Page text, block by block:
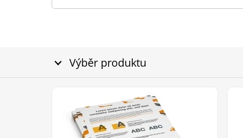
Výběr produktu